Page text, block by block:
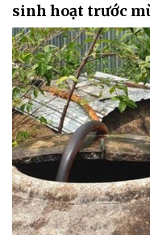
sinh hoạt trước